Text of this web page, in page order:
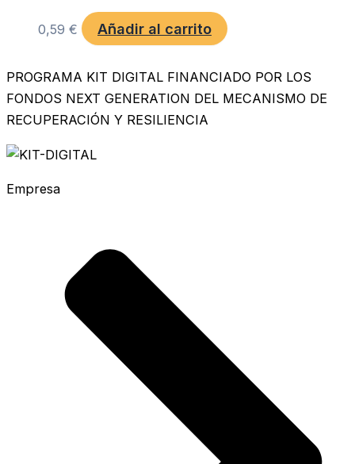
0,59 € Añadir al carrito
PROGRAMA KIT DIGITAL FINANCIADO POR LOS
FONDOS NEXT GENERATION DEL MECANISMO DE
RECUPERACIÓN Y RESILIENCIA
Empresa